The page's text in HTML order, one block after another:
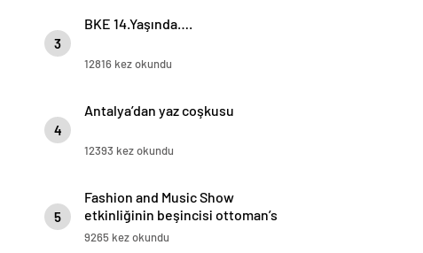
3
BKE 14.Yaşında….
12816 kez okundu
4
Antalya’dan yaz coşkusu
12393 kez okundu
5
Fashion and Music Show
etkinliğinin beşincisi ottoman’s
lıfe hotel deluxe’de gerçekleşti.
9265 kez okundu